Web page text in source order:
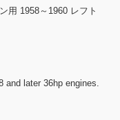
用 1958～1960 レフト
later 36hp engines.